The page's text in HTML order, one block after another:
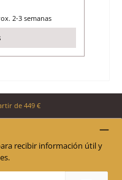
2-3 semanas
de 449 €
recibir información útil y